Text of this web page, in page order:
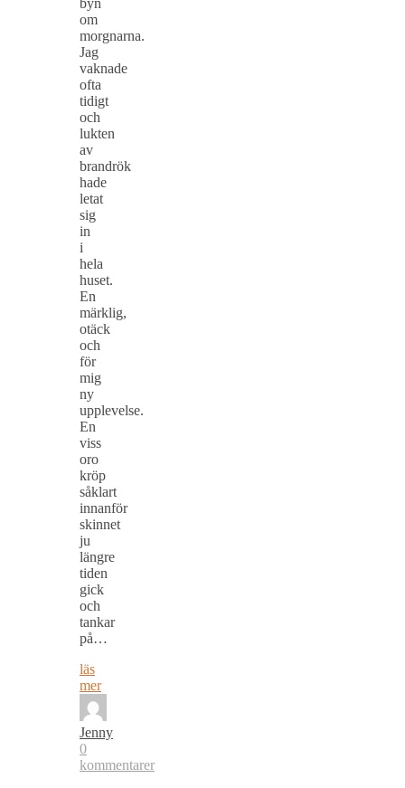
om
morgnarna.
Jag
vaknade
ofta
tidigt
och
lukten
av
brandrök
hade
letat
sig
in
i
hela
huset.
En
märklig,
otäck
och
för
mig
ny
upplevelse.
En
viss
oro
kröp
såklart
innanför
skinnet
ju
längre
tiden
gick
och
tankar
på…
läs
mer
Jenny
0
kommentarer